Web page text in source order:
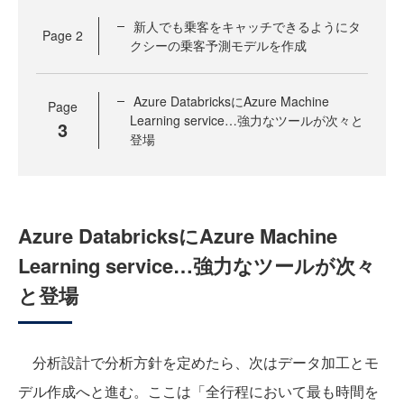
Page 2
新人でも乗客をキャッチできるようにタ
クシーの乗客予測モデルを作成
Page
3
Azure DatabricksにAzure Machine
Learning service…強力なツールが次々と
登場
Azure DatabricksにAzure Machine
Learning service…強力なツールが次々
と登場
分析設計で分析方針を定めたら、次はデータ加工とモ
デル作成へと進む。ここは「全行程において最も時間を